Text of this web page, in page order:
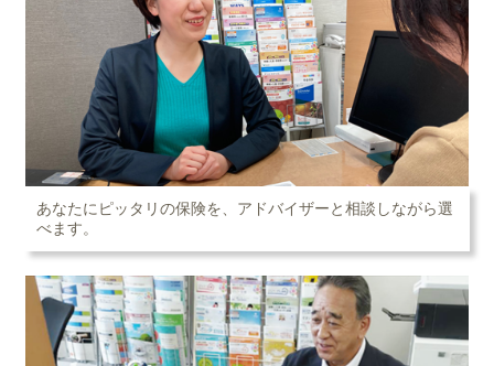
あなたにピッタリの保険を、アドバイザーと相談しながら選
べます。